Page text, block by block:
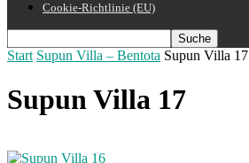
Cookie-Richtlinie (EU)
Start Supun Villa – Bentota Supun Villa 17
Supun Villa 17